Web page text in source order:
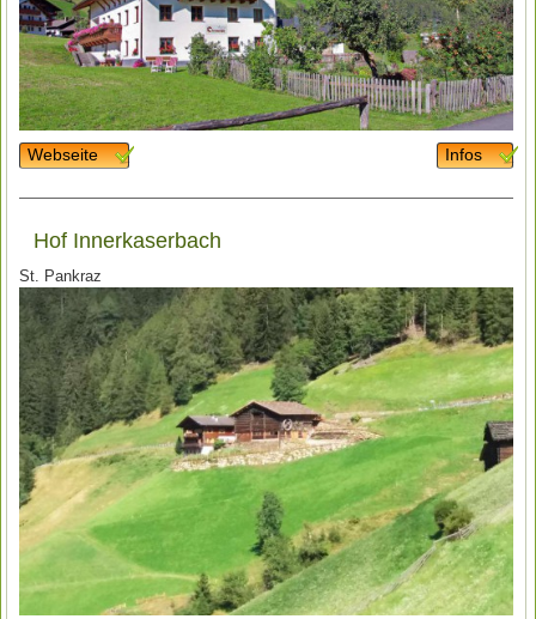
Webseite Infos
Hof Innerkaserbach
St. Pankraz